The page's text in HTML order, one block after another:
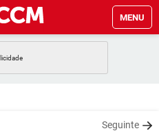
MENU
Seguinte